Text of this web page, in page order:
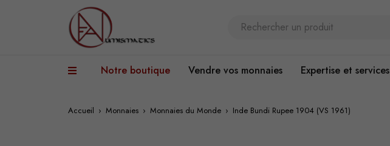
Notre boutique Vendre vos monnaies Expertise et services
Accueil › Monnaies › Monnaies du Monde › Inde Bundi Rupee 1904 (VS 1961)